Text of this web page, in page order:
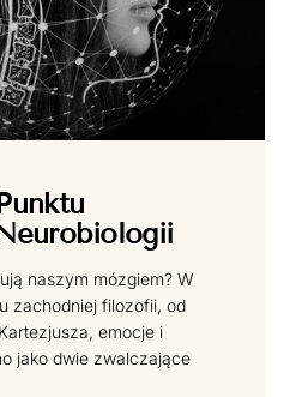
naszym mózgiem? W
zachodniej filozofii, od
emocje i
jako dwie zwalczające